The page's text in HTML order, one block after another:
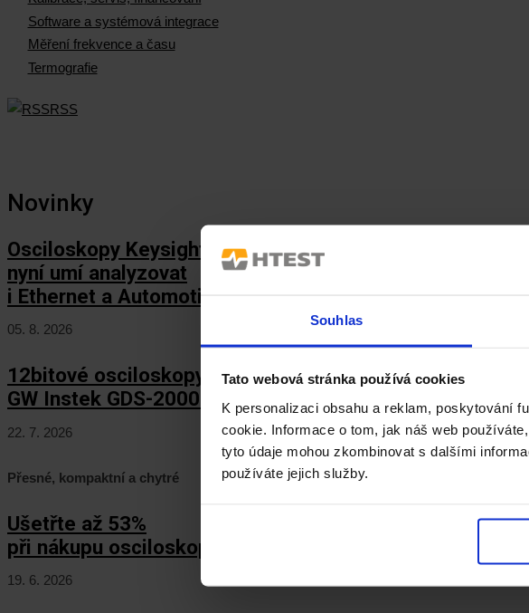
Souhlas
Tato webová stránka používá cookies
K personalizaci obsahu a reklam, poskytování
cookie. Informace o tom, jak náš web
tyto údaje mohou zkombinovat s dalšími
používáte jejich služby.
Software a systémová integrace
Měření frekvence a času
Termografie
RSS
Novinky
Osciloskopy Keysight HD3
nyní umí analyzovat
i Ethernet a Automotive Ethernet!
05. 8. 2026
12bitové osciloskopy
GW Instek GDS-2000HD/HG
22. 7. 2026
Přesné, kompaktní a chytré
Ušetřte až 53%
při nákupu osciloskopů Keysight HD3!
19. 6. 2026